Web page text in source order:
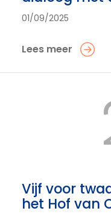
01/09/2025
Lees meer
Vijf voor
het Hof van